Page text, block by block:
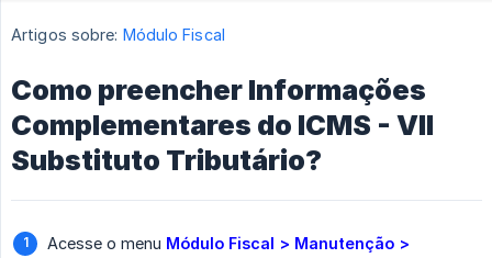
Artigos sobre: Módulo Fiscal
Como preencher Informações
Complementares do ICMS - VII
Substituto Tributário?
Acesse o menu Módulo Fiscal > Manutenção >